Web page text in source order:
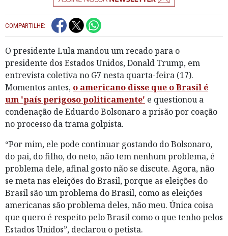
COMPARTILHE:
O presidente Lula mandou um recado para o
presidente dos Estados Unidos, Donald Trump, em
entrevista coletiva no G7 nesta quarta-feira (17).
Momentos antes, o americano disse que o Brasil é
um 'país perigoso politicamente' e questionou a
condenação de Eduardo Bolsonaro a prisão por coação
no processo da trama golpista.
“Por mim, ele pode continuar gostando do Bolsonaro,
do pai, do filho, do neto, não tem nenhum problema, é
problema dele, afinal gosto não se discute. Agora, não
se meta nas eleições do Brasil, porque as eleições do
Brasil são um problema do Brasil, como as eleições
americanas são problema deles, não meu. Única coisa
que quero é respeito pelo Brasil como o que tenho pelos
Estados Unidos”, declarou o petista.